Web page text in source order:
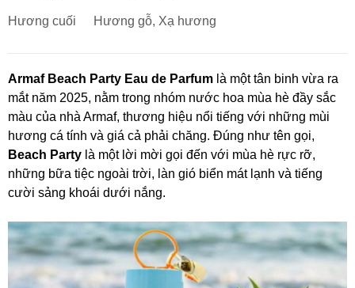
Hương cuối Hương gỗ, Xạ hương
Armaf Beach Party Eau de Parfum là một tân binh vừa ra
mắt năm 2025, nằm trong nhóm nước hoa mùa hè đầy sắc
màu của nhà Armaf, thương hiệu nổi tiếng với những mùi
hương cá tính và giá cả phải chăng. Đúng như tên gọi,
Beach Party là một lời mời gọi đến với mùa hè rực rỡ,
những bữa tiệc ngoài trời, làn gió biển mát lạnh và tiếng
cười sảng khoái dưới nắng.